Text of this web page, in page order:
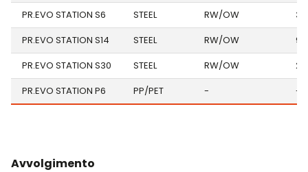
PR.EVO STATION S6
STEEL RW/OW
3-
PR.EVO STATION S14
STEEL RW/OW
9-
PR.EVO STATION S30
STEEL RW/OW
PR.EVO STATION P6
PP/PET - -
Avvolgimento